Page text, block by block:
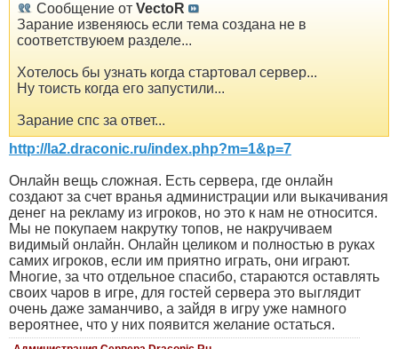
Сообщение от VectoR
Зарание извеняюсь если тема создана не в
соответствуюем разделе...
Хотелось бы узнать когда стартовал сервер...
Ну тоисть когда его запустили...
Зарание спс за ответ...
http://la2.draconic.ru/index.php?m=1&p=7
Онлайн вещь сложная. Есть сервера, где онлайн
создают за счет вранья администрации или выкачивания
денег на рекламу из игроков, но это к нам не относится.
Мы не покупаем накрутку топов, не накручиваем
видимый онлайн. Онлайн целиком и полностью в руках
самих игроков, если им приятно играть, они играют.
Многие, за что отдельное спасибо, стараются оставлять
своих чаров в игре, для гостей сервера это выглядит
очень даже заманчиво, а зайдя в игру уже намного
вероятнее, что у них появится желание остаться.